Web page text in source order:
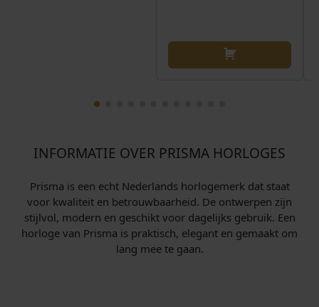
INFORMATIE OVER PRISMA HORLOGES
Prisma is een echt Nederlands horlogemerk dat staat
voor kwaliteit en betrouwbaarheid. De ontwerpen zijn
stijlvol, modern en geschikt voor dagelijks gebruik. Een
horloge van Prisma is praktisch, elegant en gemaakt om
lang mee te gaan.